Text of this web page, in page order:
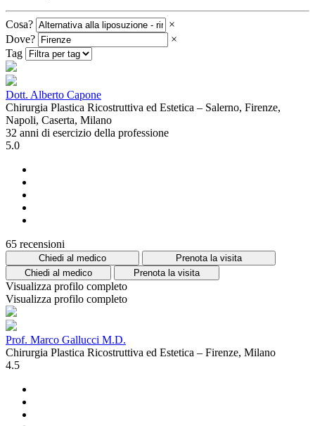
Cosa?
×
Dove?
×
Tag
Dott. Alberto Capone
Chirurgia Plastica Ricostruttiva ed Estetica – Salerno, Firenze,
Napoli, Caserta, Milano
32 anni di esercizio della professione
5.0
65 recensioni
Chiedi al medico
Prenota la visita
Chiedi al medico
Prenota la visita
Visualizza profilo completo
Visualizza profilo completo
Prof. Marco Gallucci M.D.
Chirurgia Plastica Ricostruttiva ed Estetica – Firenze, Milano
4.5